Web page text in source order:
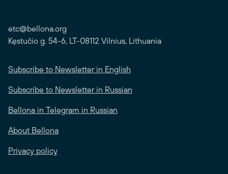
etc@bellona.org
Kęstučio g. 54-6, LT-08112 Vilnius, Lithuania
Subscribe to Newsletter in English
Subscribe to Newsletter in Russian
Bellona in Telegram in Russian
About Bellona
Privacy policy